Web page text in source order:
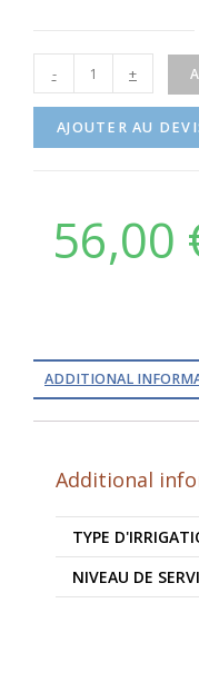
- +
AJOUTER AU
56,00
ADDITIONAL
Additional
TYPE
NIVEAU DE